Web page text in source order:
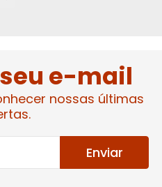
e-mail
nossas últimas
Enviar